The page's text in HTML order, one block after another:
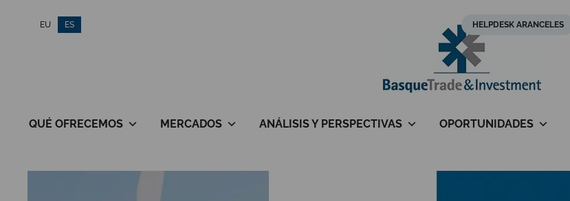
EU ES HELPDESK ARANCELES
QUÉ OFRECEMOS MERCADOS ANÁLISIS Y PERSPECTIVAS OPORTUNIDADES